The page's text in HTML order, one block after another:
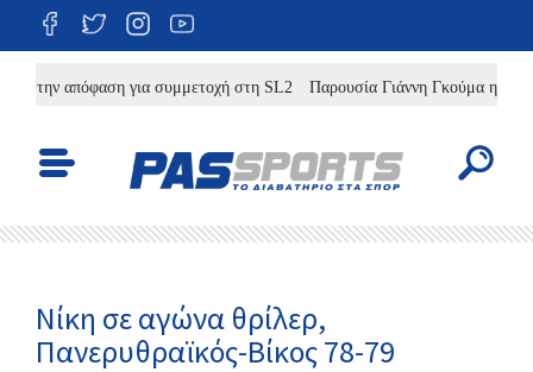
απόφαση για συμμετοχή στη SL2 Παρουσία Γιάννη Γκούμα η χθεσινή
Νίκη σε αγώνα θρίλερ,
Πανερυθραϊκός-Βίκος 78-79